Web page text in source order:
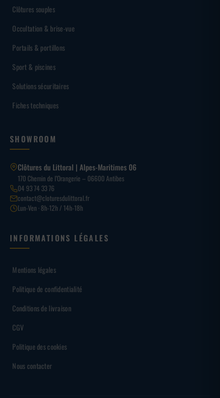
Clôtures souples
Occultation & brise-vue
Portails & portillons
Sport & piscines
Solutions sécuritaires
Fiches techniques
SHOWROOM
Clôtures du Littoral | Alpes-Maritimes 06
170 Chemin de l’Orangerie – 06600 Antibes
04 93 74 33 76
contact@cloturesdulittoral.fr
Lun-Ven · 8h-12h / 14h-18h
INFORMATIONS LÉGALES
Mentions légales
Politique de confidentialité
Conditions de livraison
CGV
Politique des cookies
Nous contacter